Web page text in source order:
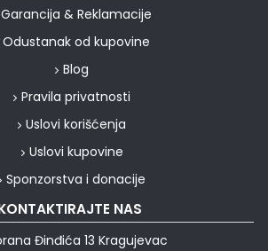
Garancija & Reklamacije
Odustanak od kupovine
Blog
Pravila privatnosti
Uslovi korišćenja
Uslovi kupovine
Sponzorstva i donacije
NAS
Đinđića 13 Kragujevac